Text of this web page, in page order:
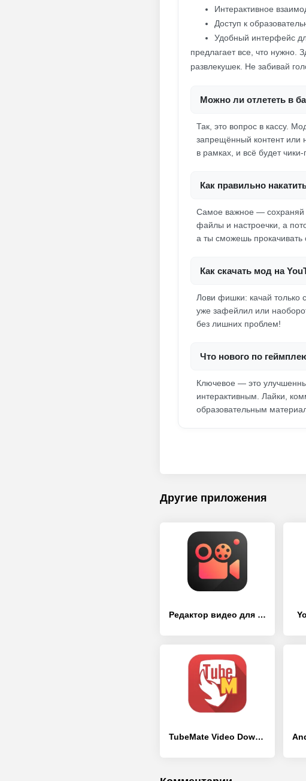
Интерактивное
Доступ к
Удобный интерфейс
предлагает все, что нужно.
развлекушек. Не забивай
Можно ли отлететь в
Так, это вопрос в кассу.
запрещённый контент или
в рамках, и всё будет чики-
Как правильно
Самое важное — сохраняй
файлы и настроечки, а
а ты сможешь прокачивать
Как скачать мод на
Лови фишки: качай только
уже зафейлил или
без лишних проблем!
Что нового по
Ключевое — это
интерактивным. Лайки,
образовательным
Другие приложения
Редактор видео для YouTube – Video.Guru
TubeMate Video Downloader